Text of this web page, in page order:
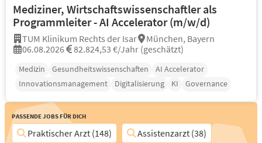
Mediziner, Wirtschaftswissenschaftler als
Programmleiter - AI Accelerator (m/w/d)
TUM Klinikum Rechts der Isar
München, Bayern
06.08.2026
82.824,53 €/Jahr (geschätzt)
Medizin Gesundheitswissenschaften
AI Accelerator
Innovationsmanagement
Digitalisierung KI Governance
Passende Jobs für Dich
Praktischer Arzt (148)
Assistenzarzt (38)